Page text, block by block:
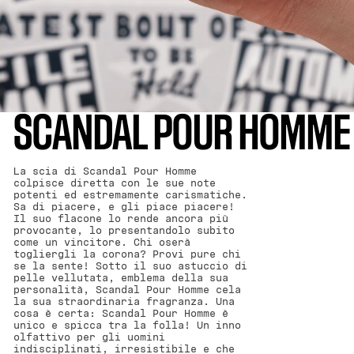
SCANDAL POUR HOMME
La scia di Scandal Pour Homme
colpisce diretta con le sue note
potenti ed estremamente carismatiche.
Sa di piacere, e gli piace piacere!
Il suo flacone lo rende ancora più
provocante, lo presentandolo subito
come un vincitore. Chi oserà
togliergli la corona? Provi pure chi
se la sente! Sotto il suo astuccio di
pelle vellutata, emblema della sua
personalità, Scandal Pour Homme cela
la sua straordinaria fragranza. Una
cosa è certa: Scandal Pour Homme è
unico e spicca tra la folla! Un inno
olfattivo per gli uomini
indisciplinati, irresistibile e che